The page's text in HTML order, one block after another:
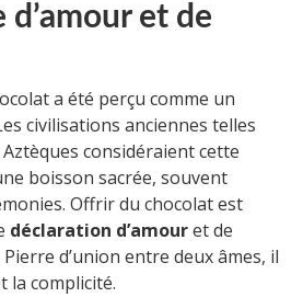
d’amour et de
a été perçu comme un
civilisations anciennes telles
considéraient cette
boisson sacrée, souvent
Offrir du chocolat est
déclaration d’amouret de
d’union entre deux âmes, il
la complicité.